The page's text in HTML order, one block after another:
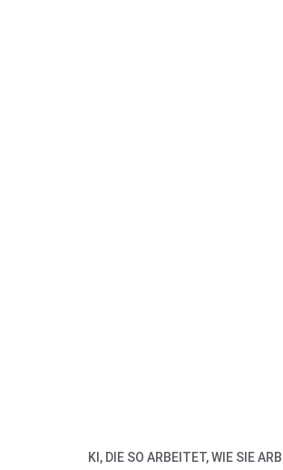
KI, DIE SO ARBEITET, WIE SIE